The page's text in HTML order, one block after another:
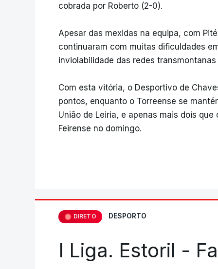
cobrada por Roberto (2-0).
Apesar das mexidas na equipa, com
continuaram com muitas dificuldades
inviolabilidade das redes
Com esta vitória, o Desportivo de
pontos, enquanto o Torreense se
União de Leiria, e apenas mais dois
Feirense no domingo.
DIRETO DESPORTO
I Liga. Estoril -